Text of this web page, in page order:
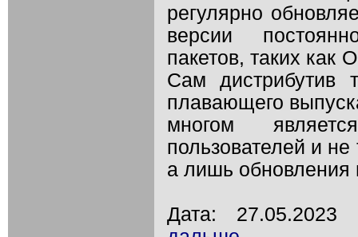
регулярно
версии
пакетов, таких как
Сам дистрибутив
плавающего
многом
пользователей и
а лишь обновления
Дата: